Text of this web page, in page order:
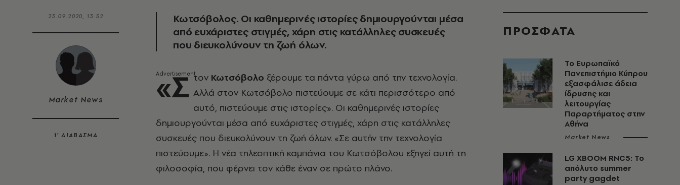
23.09.2020, 13:52
Market News
1’ ΔΙΑΒΑΣΜΑ
Κωτσόβολος. Οι καθημερινές ιστορίες δημιουργούνται μέσα
από ευχάριστες στιγμές, χάρη στις κατάλληλες συσκευές
που διευκολύνουν τη ζωή όλων.
«Σ τον Κωτσόβολο ξέρουμε τα πάντα γύρω από την τεχνολογία.
Αλλά στον Κωτσόβολο πιστεύουμε σε κάτι περισσότερο από
αυτό, πιστεύουμε στις ιστορίες». Οι καθημερινές ιστορίες
δημιουργούνται μέσα από ευχάριστες στιγμές, χάρη στις κατάλληλες
συσκευές που διευκολύνουν τη ζωή όλων. «Σε αυτήν την τεχνολογία
πιστεύουμε». Η νέα τηλεοπτική καμπάνια του Κωτσόβολου εξηγεί αυτή τη
φιλοσοφία, που φέρνει τον κάθε έναν σε πρώτο πλάνο.
ΠΡΟΣΦΑΤΑ
Το Ευρωπαϊκό
Πανεπιστήμιο Κύπρου
εξασφάλισε άδεια
ίδρυσης και
λειτουργίας
Παραρτήματος στην
Αθήνα
Market News
LG XBOOM RNC5: Το
απόλυτο summer
party gagdet